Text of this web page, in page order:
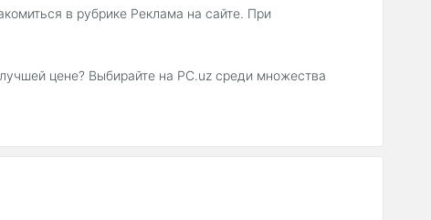
в рубрике Реклама на сайте. При
цене? Выбирайте на PC.uz среди множества